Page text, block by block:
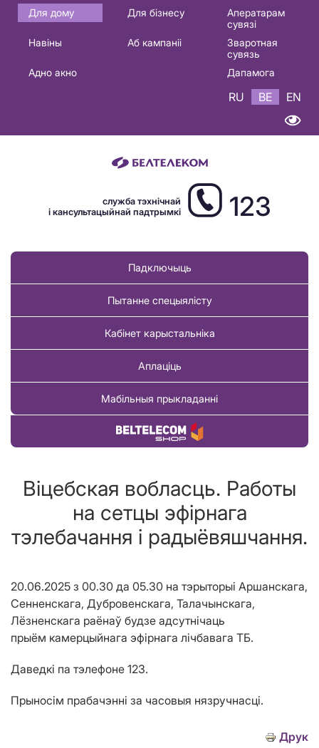
Основная
навигация
Для дому Для бізнесу
Аператарам
сувязі
Навіны
Аб кампаніі
Зваротная
сувязь
Адно акно
Дапамога
RU BE EN
служба тэхнічнай
і кансультацыйнай падтрымкі
123
Падключыць
Пытанне спецыялісту
Кабінет карыстальніка
Аплаціць
Мабільныя прыкладанні
Купіць тавар
Віцебская вобласць. Работы
на сетцы эфірнага
тэлебачання і радыёвяшчання.
20.06.2025 з 00.30 да 05.30 на тэрыторыі Аршанскага,
Сенненскага, Дубровенскага, Талачынскага,
Лёзненскага раёнаў будзе адсутнічаць
прыём камерцыйнага эфірнага лічбавага ТБ.
Даведкі па тэлефоне 123.
Прыносім прабачэнні за часовыя нязручнасці.
Друк